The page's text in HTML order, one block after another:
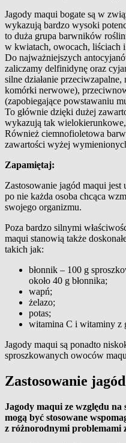
Jagody maqui bogate są w
wykazują bardzo wysoki
to duża grupa barwników
w kwiatach, owocach, liściach i
Do najważniejszych
zaliczamy delfinidynę oraz
silne działanie
komórki nerwowe),
(zapobiegające powstawaniu
To głównie dzięki dużej
wykazują tak
Również ciemnofioletowa
zawartości wyżej
Zapamiętaj:
Zastosowanie jagód maqui jest
po nie każda osoba chcąca
swojego organizmu.
Poza bardzo silnymi
maqui stanowią także
takich jak:
błonnik – 100 g
około 40 g błonnika;
wapń;
żelazo;
potas;
witamina C i witaminy z
Jagody maqui są ponadto
sproszkowanych owoców
Zastosowanie
Jagody maqui ze względu na
mogą być stosowane
z różnorodnymi problemami